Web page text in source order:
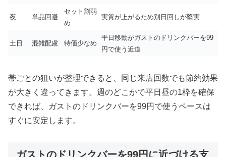
夜 単品回避
セット割弱
め
実質が上がるため別日回しが堅実
土日 混雑配慮 特価少なめ
平日移動がガストのドリンクバーを99
円で使う近道
帯ごとの狙いが整理できると、同じ来店回数でも節約効果
が大きく違ってきます。週のどこかで平日昼の1枠を確保
できれば、ガストのドリンクバーを99円で使うペースは
すぐに安定します。
ガストのドリンクバーを99円に近づける支